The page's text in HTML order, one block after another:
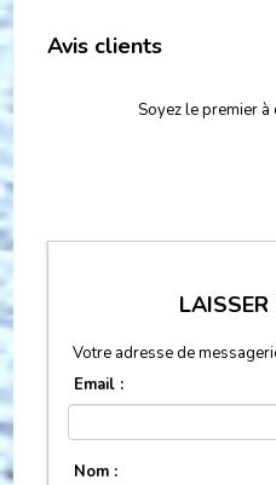
Avis clients
Soyez le premier
Votre adresse de
Email :
Nom :